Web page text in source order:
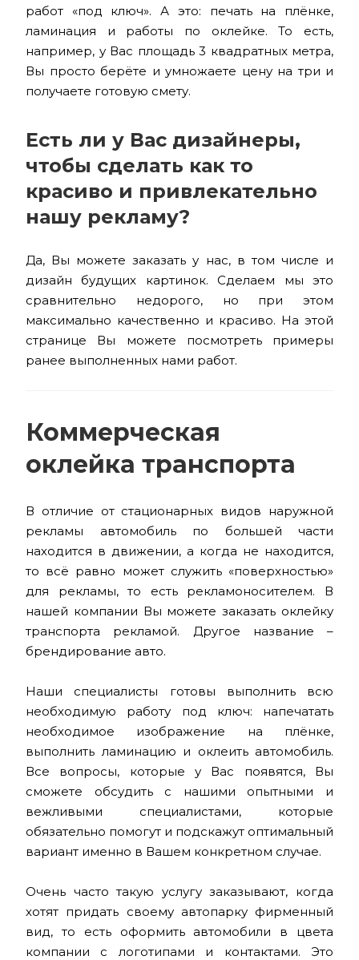
работ «под ключ». А это: печать на плёнке,
ламинация и работы по оклейке. То есть,
например, у Вас площадь 3 квадратных метра,
Вы просто берёте и умножаете цену на три и
получаете готовую смету.
Есть ли у Вас дизайнеры,
чтобы сделать как то
красиво и привлекательно
нашу рекламу?
Да, Вы можете заказать у нас, в том числе и
дизайн будущих картинок. Сделаем мы это
сравнительно недорого, но при этом
максимально качественно и красиво. На этой
странице Вы можете посмотреть примеры
ранее выполненных нами работ.
Коммерческая
оклейка транспорта
В отличие от стационарных видов наружной
рекламы автомобиль по большей части
находится в движении, а когда не находится,
то всё равно может служить «поверхностью»
для рекламы, то есть рекламоносителем. В
нашей компании Вы можете заказать оклейку
транспорта рекламой. Другое название –
брендирование авто.
Наши специалисты готовы выполнить всю
необходимую работу под ключ: напечатать
необходимое изображение на плёнке,
выполнить ламинацию и оклеить автомобиль.
Все вопросы, которые у Вас появятся, Вы
сможете обсудить с нашими опытными и
вежливыми специалистами, которые
обязательно помогут и подскажут оптимальный
вариант именно в Вашем конкретном случае.
Очень часто такую услугу заказывают, когда
хотят придать своему автопарку фирменный
вид, то есть оформить автомобили в цвета
компании с логотипами и контактами. Это